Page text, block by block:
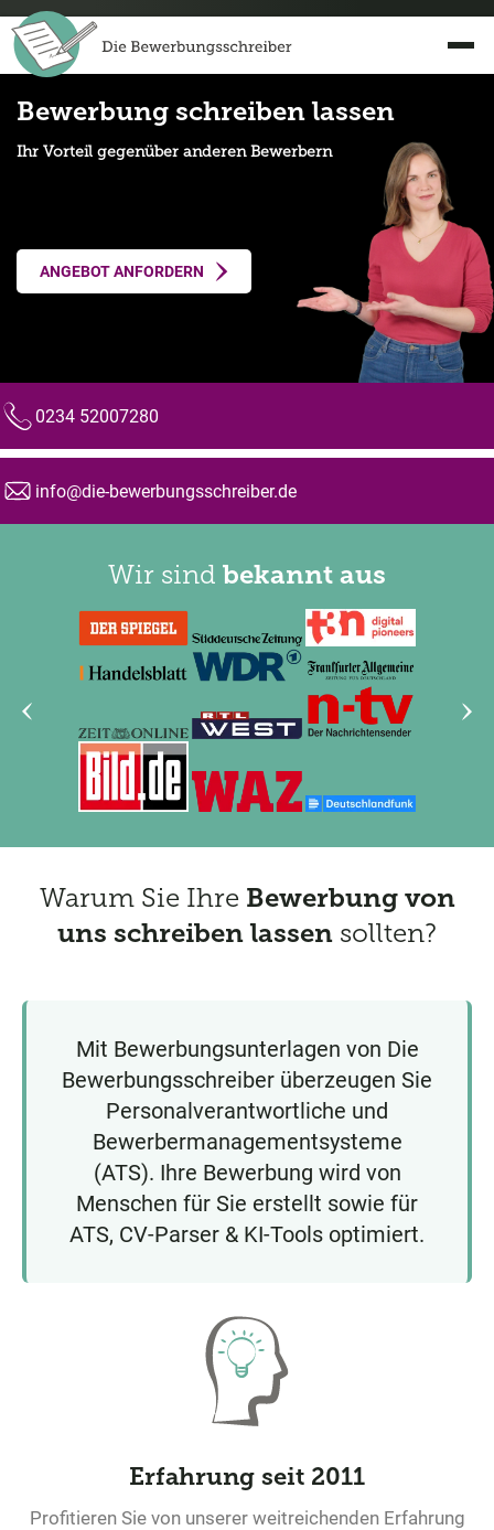
Bewerbung schreiben lassen
Ihr Vorteil gegenüber anderen Bewerbern
ANGEBOT ANFORDERN
Telefon:0234 52007280
Email:info@die-bewerbungsschreiber.de
Wir sind bekannt aus
Vorheriges Element anzeigen
Warum Sie Ihre Bewerbung von
uns schreiben lassen sollten?
Mit Bewerbungsunterlagen von Die
Bewerbungsschreiber überzeugen Sie
Personalverantwortliche und
Bewerbermanagementsysteme
(ATS). Ihre Bewerbung wird von
Menschen für Sie erstellt sowie für
ATS, CV-Parser & KI-Tools optimiert.
Erfahrung seit 2011
Profitieren Sie von unserer weitreichenden Erfahrung